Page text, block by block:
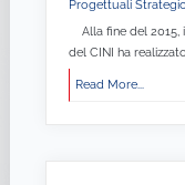
Progettuali
Alla fine del 2015,
del CINI ha
Read More...